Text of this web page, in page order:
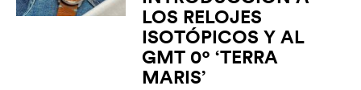
LOS RELOJES
ISOTÓPICOS Y AL
GMT 0º ‘TERRA
MARIS’